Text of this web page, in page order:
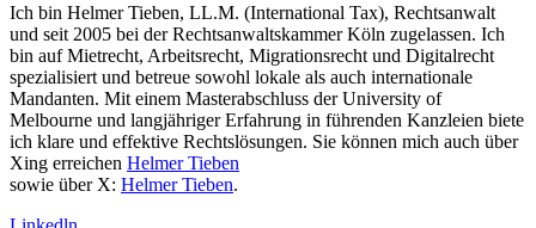
Ich bin Helmer Tieben, LL.M. (International Tax), Rechtsanwalt
und seit 2005 bei der Rechtsanwaltskammer Köln zugelassen. Ich
bin auf Mietrecht, Arbeitsrecht, Migrationsrecht und Digitalrecht
spezialisiert und betreue sowohl lokale als auch internationale
Mandanten. Mit einem Masterabschluss der University of
Melbourne und langjähriger Erfahrung in führenden Kanzleien biete
ich klare und effektive Rechtslösungen. Sie können mich auch über
Xing erreichen Helmer Tieben
sowie über X: Helmer Tieben.